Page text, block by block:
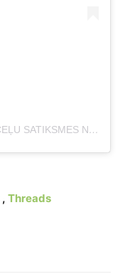
A POST SHARED BY SADURSME | CEĻU SATIKSMES NEGADĪJUMI | DROŠĪBA UZ CEĻA (@SADURSME)
, Threads